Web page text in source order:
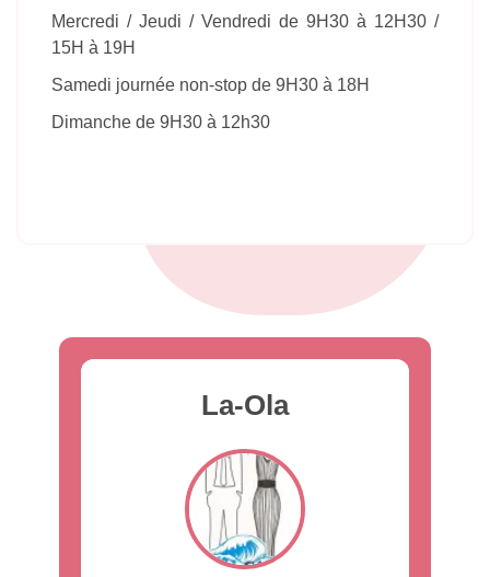
Mercredi / Jeudi / Vendredi de 9H30 à 12H30 /
15H à 19H
Samedi journée non-stop de 9H30 à 18H
Dimanche de 9H30 à 12h30
La-Ola